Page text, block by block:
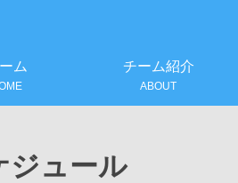
ム チーム紹介
ABOUT
ジュール